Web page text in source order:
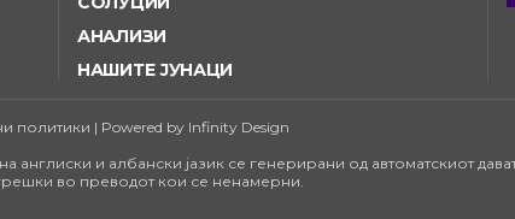
АНАЛИЗИ
НАШИТЕ ЈУНАЦИ
политики | Powered by Infinity Design
англиски и албански јазик се генерирани од автоматскиот
во преводот кои се ненамерни.